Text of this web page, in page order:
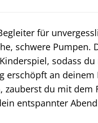
für
schwere Pumpen.
sodass
an deinem
zauberst du mit dem
entspannter